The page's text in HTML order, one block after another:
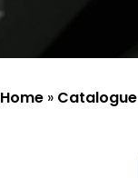
Home » Catalogue